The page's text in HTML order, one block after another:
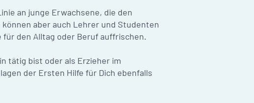
an junge Erwachsene, die den
aber auch Lehrer und Studenten
den Alltag oder Beruf auffrischen.
tätig bist oder als Erzieher im
der Ersten Hilfe für Dich ebenfalls